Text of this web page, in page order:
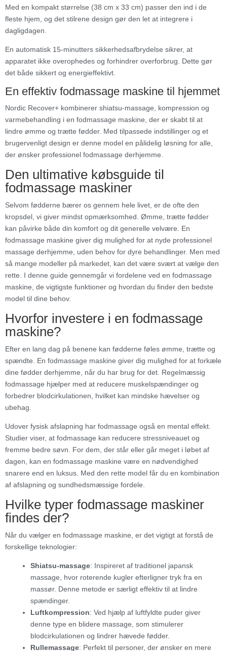
Med en kompakt størrelse (38 cm x 33 cm) passer den ind i de
fleste hjem, og det stilrene design gør den let at integrere i
dagligdagen.
En automatisk 15-minutters sikkerhedsafbrydelse sikrer, at
apparatet ikke overophedes og forhindrer overforbrug. Dette gør
det både sikkert og energieffektivt.
En effektiv fodmassage maskine til hjemmet
Nordic Recover+ kombinerer shiatsu-massage, kompression og
varmebehandling i en fodmassage maskine, der er skabt til at
lindre ømme og trætte fødder. Med tilpassede indstillinger og et
brugervenligt design er denne model en pålidelig løsning for alle,
der ønsker professionel fodmassage derhjemme.
Den ultimative købsguide til
fodmassage maskiner
Selvom fødderne bærer os gennem hele livet, er de ofte den
kropsdel, vi giver mindst opmærksomhed. Ømme, trætte fødder
kan påvirke både din komfort og dit generelle velvære. En
fodmassage maskine giver dig mulighed for at nyde professionel
massage derhjemme, uden behov for dyre behandlinger. Men med
så mange modeller på markedet, kan det være svært at vælge den
rette. I denne guide gennemgår vi fordelene ved en fodmassage
maskine, de vigtigste funktioner og hvordan du finder den bedste
model til dine behov.
Hvorfor investere i en fodmassage
maskine?
Efter en lang dag på benene kan fødderne føles ømme, trætte og
spændte. En fodmassage maskine giver dig mulighed for at forkæle
dine fødder derhjemme, når du har brug for det. Regelmæssig
fodmassage hjælper med at reducere muskelspændinger og
forbedrer blodcirkulationen, hvilket kan mindske hævelser og
ubehag.
Udover fysisk afslapning har fodmassage også en mental effekt.
Studier viser, at fodmassage kan reducere stressniveauet og
fremme bedre søvn. For dem, der står eller går meget i løbet af
dagen, kan en fodmassage maskine være en nødvendighed
snarere end en luksus. Med den rette model får du en kombination
af afslapning og sundhedsmæssige fordele.
Hvilke typer fodmassage maskiner
findes der?
Når du vælger en fodmassage maskine, er det vigtigt at forstå de
forskellige teknologier:
Shiatsu-massage: Inspireret af traditionel japansk
massage, hvor roterende kugler efterligner tryk fra en
massør. Denne metode er særligt effektiv til at lindre
spændinger.
Luftkompression: Ved hjælp af luftfyldte puder giver
denne type en blidere massage, som stimulerer
blodcirkulationen og lindrer hævede fødder.
Rullemassage: Perfekt til personer, der ønsker en mere